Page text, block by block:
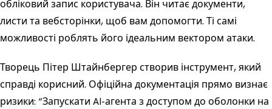
обліковий запис користувача. Він читає документи,
листи та вебсторінки, щоб вам допомогти. Ті самі
можливості роблять його ідеальним вектором атаки.
Творець Пітер Штайнбергер створив інструмент, який
справді корисний. Офіційна документація прямо визнає
ризики: “Запускати AI-агента з доступом до оболонки на